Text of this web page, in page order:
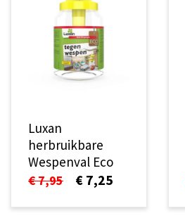
Luxan
herbruikbare
Wespenval Eco
€ 7,95 € 7,25